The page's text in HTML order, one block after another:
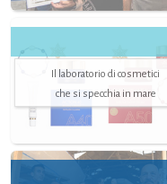
Il laboratorio di cosmetici
che si specchia in mare